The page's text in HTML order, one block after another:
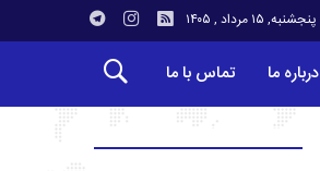
پنجشنبه, ۱۵ مرداد , ۱۴۰۵
درباره ما تماس با ما